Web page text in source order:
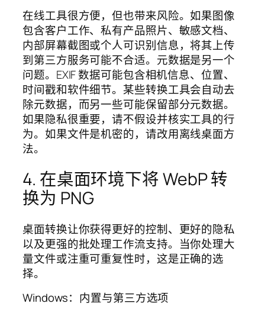
在线工具很方便，但也带来风险。如果图像
包含客户工作、私有产品照片、敏感文档、
内部屏幕截图或个人可识别信息，将其上传
到第三方服务可能不合适。元数据是另一个
问题。EXIF 数据可能包含相机信息、位置、
时间戳和软件细节。某些转换工具会自动去
除元数据，而另一些可能保留部分元数据。
如果隐私很重要，请不假设并核实工具的行
为。如果文件是机密的，请改用离线桌面方
法。
4. 在桌面环境下将 WebP 转
换为 PNG
桌面转换让你获得更好的控制、更好的隐私
以及更强的批处理工作流支持。当你处理大
量文件或注重可重复性时，这是正确的选
择。
Windows：内置与第三方选项